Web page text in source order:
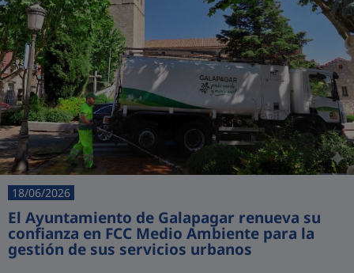
18/06/2026
El Ayuntamiento de Galapagar renueva su
confianza en FCC Medio Ambiente para la
gestión de sus servicios urbanos